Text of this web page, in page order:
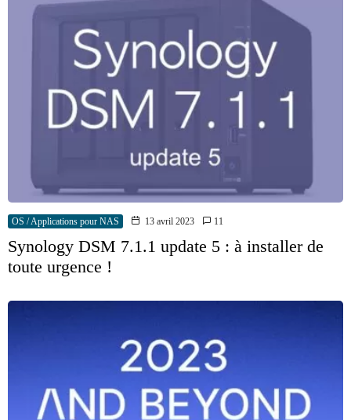
OS / Applications pour NAS 13 avril 2023 11
Synology DSM 7.1.1 update 5 : à installer de
toute urgence !